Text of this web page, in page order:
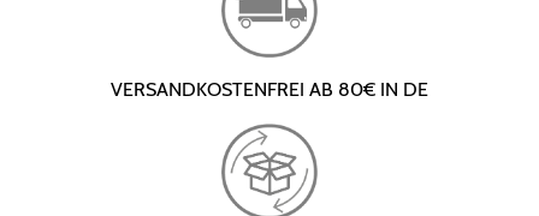
VERSANDKOSTENFREI AB 80€ IN DE